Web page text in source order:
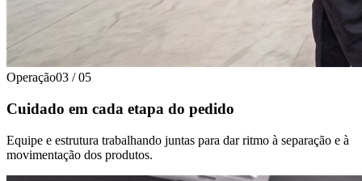
Operação03 / 05
Cuidado em cada etapa do pedido
Equipe e estrutura trabalhando juntas para dar ritmo à separação e à
movimentação dos produtos.